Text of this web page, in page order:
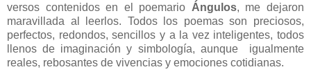
versos contenidos en el poemario Ángulos, me dejaron
maravillada al leerlos. Todos los poemas son preciosos,
perfectos, redondos, sencillos y a la vez inteligentes, todos
llenos de imaginación y simbología, aunque igualmente
reales, rebosantes de vivencias y emociones cotidianas.